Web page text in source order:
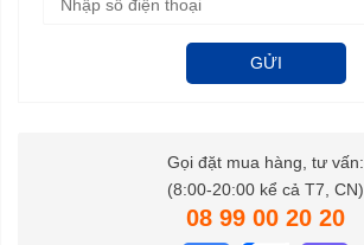
GỬI
Gọi đặt mua hàng, tư vấn:
(8:00-20:00 kể cả T7, CN)
08 99 00 20 20